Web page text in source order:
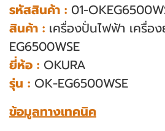
รหัสสินค้า : 01-
สินค้า : เครื่องปั่นไฟฟ้า เครื่อ
EG6500WSE
ยี่ห้อ : OKURA
รุ่น : OK-EG6500WSE
ข้อมูลทางเทคนิค